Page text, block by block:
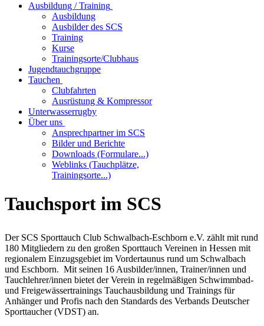
Ausbildung / Training
Ausbildung
Ausbilder des SCS
Training
Kurse
Trainingsorte/Clubhaus
Jugendtauchgruppe
Tauchen
Clubfahrten
Ausrüstung & Kompressor
Unterwasserrugby
Über uns
Ansprechpartner im SCS
Bilder und Berichte
Downloads (Formulare...)
Weblinks (Tauchplätze,
Trainingsorte...)
Tauchsport im SCS
Der SCS Sporttauch Club Schwalbach-Eschborn e.V. zählt mit rund
180 Mitgliedern zu den großen Sporttauch Vereinen in Hessen mit
regionalem Einzugsgebiet im Vordertaunus rund um Schwalbach
und Eschborn. Mit seinen 16 Ausbilder/innen, Trainer/innen und
Tauchlehrer/innen bietet der Verein in regelmäßigen Schwimmbad-
und Freigewässertrainings Tauchausbildung und Trainings für
Anhänger und Profis nach den Standards des Verbands Deutscher
Sporttaucher (VDST) an.